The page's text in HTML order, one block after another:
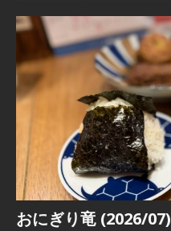
おにぎり竜 (2026/07)